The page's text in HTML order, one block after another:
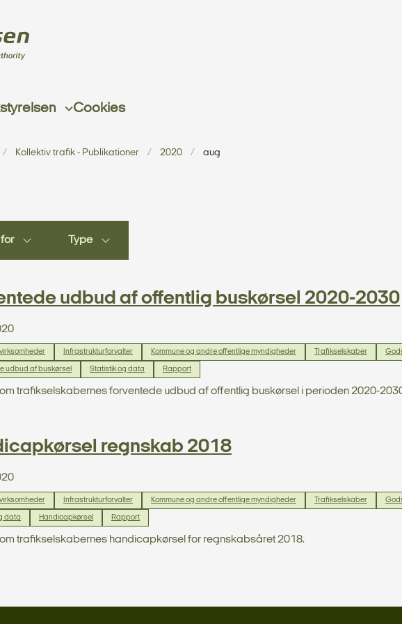
Cookies
Kollektiv trafik - Publikationer 2020 aug
for Type
udbud af offentlig buskørsel 2020-2030
Infrastrukturforvalter Kommune og andre offentlige myndigheder Trafikselskaber
udbud af buskørsel Statistik og data Rapport
trafikselskabernes forventede udbud af offentlig buskørsel i perioden 2020-
regnskab 2018
Infrastrukturforvalter Kommune og andre offentlige myndigheder Trafikselskaber
data Handicapkørsel Rapport
trafikselskabernes handicapkørsel for regnskabsåret 2018.